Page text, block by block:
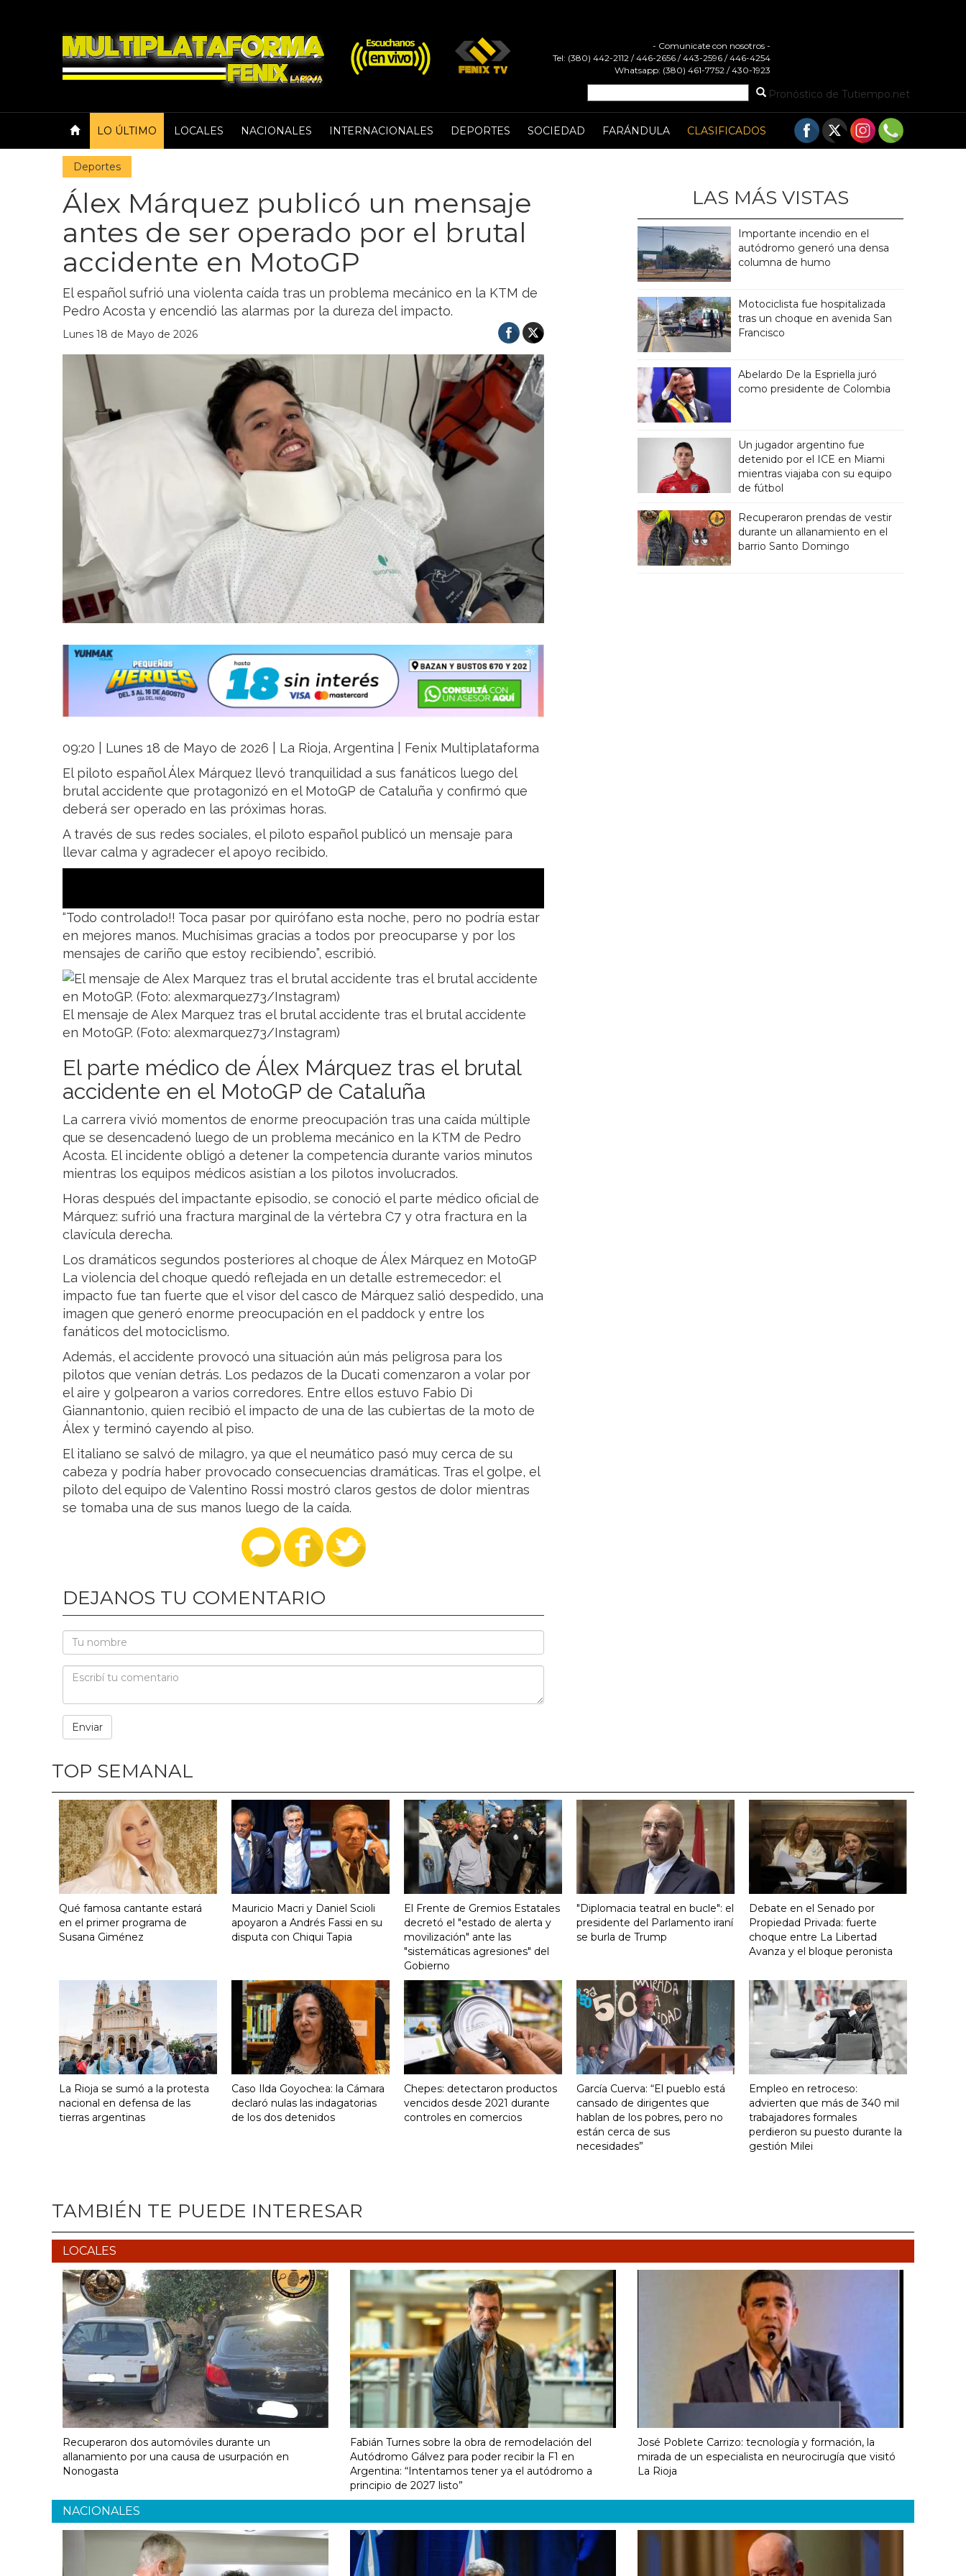
- Comunicate con nosotros -
Tel: (380) 442-2112 / 446-2656 / 443-2596 / 446-4254
Whatsapp: (380) 461-7752 / 430-1923
Pronóstico de Tutiempo.net
LO ÚLTIMO LOCALES NACIONALES INTERNACIONALES DEPORTES SOCIEDAD FARÁNDULA CLASIFICADOS
Deportes
Álex Márquez publicó un mensaje
antes de ser operado por el brutal
accidente en MotoGP
El español sufrió una violenta caída tras un problema mecánico en la KTM de
Pedro Acosta y encendió las alarmas por la dureza del impacto.
Lunes 18 de Mayo de 2026
09:20 | Lunes 18 de Mayo de 2026 | La Rioja, Argentina | Fenix Multiplataforma
El piloto español Álex Márquez llevó tranquilidad a sus fanáticos luego del
brutal accidente que protagonizó en el MotoGP de Cataluña y confirmó que
deberá ser operado en las próximas horas.
A través de sus redes sociales, el piloto español publicó un mensaje para
llevar calma y agradecer el apoyo recibido.
“Todo controlado!! Toca pasar por quirófano esta noche, pero no podría estar
en mejores manos. Muchísimas gracias a todos por preocuparse y por los
mensajes de cariño que estoy recibiendo”, escribió.
El mensaje de Alex Marquez tras el brutal accidente tras el brutal accidente
en MotoGP. (Foto: alexmarquez73/Instagram)
El parte médico de Álex Márquez tras el brutal
accidente en el MotoGP de Cataluña
La carrera vivió momentos de enorme preocupación tras una caída múltiple
que se desencadenó luego de un problema mecánico en la KTM de Pedro
Acosta. El incidente obligó a detener la competencia durante varios minutos
mientras los equipos médicos asistían a los pilotos involucrados.
Horas después del impactante episodio, se conoció el parte médico oficial de
Márquez: sufrió una fractura marginal de la vértebra C7 y otra fractura en la
clavícula derecha.
Los dramáticos segundos posteriores al choque de Álex Márquez en MotoGP
La violencia del choque quedó reflejada en un detalle estremecedor: el
impacto fue tan fuerte que el visor del casco de Márquez salió despedido, una
imagen que generó enorme preocupación en el paddock y entre los
fanáticos del motociclismo.
Además, el accidente provocó una situación aún más peligrosa para los
pilotos que venían detrás. Los pedazos de la Ducati comenzaron a volar por
el aire y golpearon a varios corredores. Entre ellos estuvo Fabio Di
Giannantonio, quien recibió el impacto de una de las cubiertas de la moto de
Álex y terminó cayendo al piso.
El italiano se salvó de milagro, ya que el neumático pasó muy cerca de su
cabeza y podría haber provocado consecuencias dramáticas. Tras el golpe, el
piloto del equipo de Valentino Rossi mostró claros gestos de dolor mientras
se tomaba una de sus manos luego de la caída.
DEJANOS TU COMENTARIO
LAS MÁS VISTAS
Importante incendio en el
autódromo generó una densa
columna de humo
Motociclista fue hospitalizada
tras un choque en avenida San
Francisco
Abelardo De la Espriella juró
como presidente de Colombia
Un jugador argentino fue
detenido por el ICE en Miami
mientras viajaba con su equipo
de fútbol
Recuperaron prendas de vestir
durante un allanamiento en el
barrio Santo Domingo
TOP SEMANAL
Qué famosa cantante estará
en el primer programa de
Susana Giménez
Mauricio Macri y Daniel Scioli
apoyaron a Andrés Fassi en su
disputa con Chiqui Tapia
El Frente de Gremios Estatales
decretó el "estado de alerta y
movilización" ante las
"sistemáticas agresiones" del
Gobierno
"Diplomacia teatral en bucle": el
presidente del Parlamento iraní
se burla de Trump
Debate en el Senado por
Propiedad Privada: fuerte
choque entre La Libertad
Avanza y el bloque peronista
La Rioja se sumó a la protesta
nacional en defensa de las
tierras argentinas
Caso Ilda Goyochea: la Cámara
declaró nulas las indagatorias
de los dos detenidos
Chepes: detectaron productos
vencidos desde 2021 durante
controles en comercios
García Cuerva: “El pueblo está
cansado de dirigentes que
hablan de los pobres, pero no
están cerca de sus
necesidades”
Empleo en retroceso:
advierten que más de 340 mil
trabajadores formales
perdieron su puesto durante la
gestión Milei
TAMBIÉN TE PUEDE INTERESAR
LOCALES
Recuperaron dos automóviles durante un
allanamiento por una causa de usurpación en
Nonogasta
Fabián Turnes sobre la obra de remodelación del
Autódromo Gálvez para poder recibir la F1 en
Argentina: “Intentamos tener ya el autódromo a
principio de 2027 listo”
José Poblete Carrizo: tecnología y formación, la
mirada de un especialista en neurocirugía que visitó
La Rioja
NACIONALES